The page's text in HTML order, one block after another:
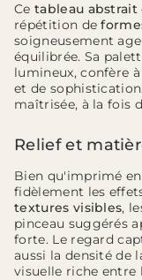
Ce tableau abstrait
répétition de
soigneusement
équilibrée. Sa
lumineux, confère
et de
maîtrisée, à la fois
Relief et
Bien qu'imprimé
fidèlement les
textures visibles,
pinceau suggérés
forte. Le regard
aussi la densité de
visuelle riche entre